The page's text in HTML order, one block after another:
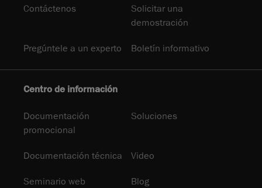
Contáctenos
Solicitar una
demostración
Pregúntele a un experto Boletín informativo
Centro de información
Documentación
promocional
Soluciones
Documentación técnica Video
Seminario web Blog